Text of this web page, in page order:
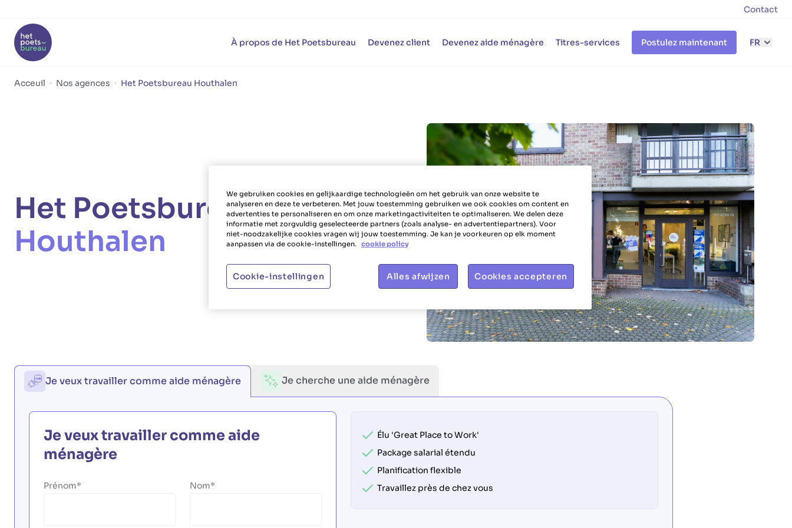
Contact
À propos de Het Poetsbureau Devenez client Devenez aide ménagère Titres-services Postulez maintenant FR
Acceuil Nos agences Het Poetsbureau Houthalen
Het Poetsbureauin
Houthalen
Je veux travailler comme aide ménagère Je cherche une aide ménagère
Je veux travailler comme aide
ménagère
Prénom Nom
Élu 'Great Place to Work'
Package salarial étendu
Planification flexible
Travaillez près de chez vous
We gebruiken cookies en gelijkaardige technologieën om het gebruik van onze website te
analyseren en deze te verbeteren. Met jouw toestemming gebruiken we ook cookies om content en
advertenties te personaliseren en om onze marketingactiviteiten te optimaliseren. We delen deze
informatie met zorgvuldig geselecteerde partners (zoals analyse- en advertentiepartners). Voor
niet-noodzakelijke cookies vragen wij jouw toestemming. Je kan je voorkeuren op elk moment
aanpassen via de cookie-instellingen. cookie policy
Alles afwijzen Cookies accepteren
Cookie-instellingen